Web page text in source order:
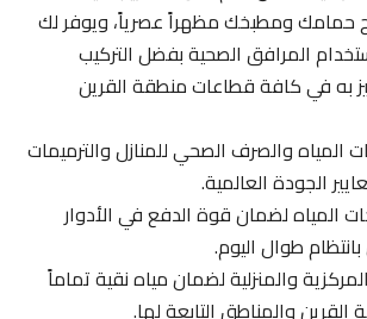
ومطبخك مظهراً عصرياً، ويوفر لك
المرافق الصحية بفضل التركيب
به في كافة قطاعات منطقة القرين
والصرف الصحي للمنازل والترميمات
الجودة العالمية.
لضمان قوة الدفع في الأدوار
طوال اليوم.
والمنزلية لضمان مياه نقية تماماً
والمناطق التابعة لها.